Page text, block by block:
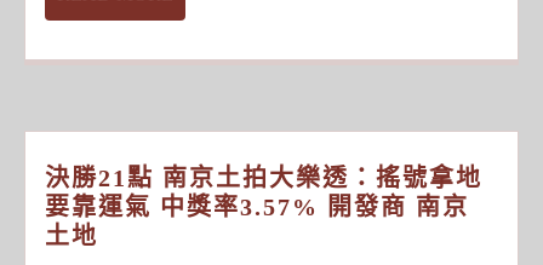
傢
打
造
MORE
決勝21點 南京土拍大樂透：搖號拿地
要靠運氣 中獎率3.57% 開發商 南京
土地